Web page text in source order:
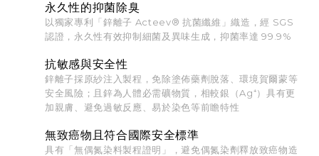
永久性的抑菌除臭
以獨家專利「鋅離子 Acteev® 抗菌纖維」織造，經 SGS
認證，永久性有效抑制細菌及異味生成，抑菌率達 99.9%
抗敏感與安全性
鋅離子採原紗注入製程，免除塗佈藥劑脫落、環境賀爾蒙等
安全風險；且鋅為人體必需礦物質，相較銀（Ag⁺）具有更
加親膚、避免過敏反應、易於染色等前瞻特性
無致癌物且符合國際安全標準
具有「無偶氮染料製程證明」，避免偶氮染劑釋放致癌物造